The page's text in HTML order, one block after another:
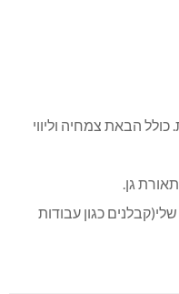
כולל הבאת צמחיה וליווי
גן.
כגון עבודות